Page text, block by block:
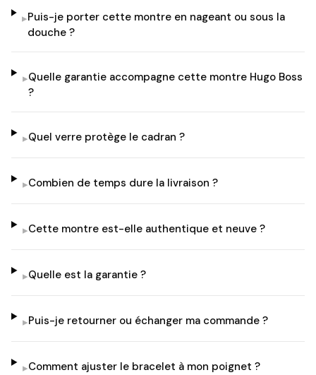
▸Puis-je porter cette montre en nageant ou sous la
douche ?
▸Quelle garantie accompagne cette montre Hugo Boss
?
▸Quel verre protège le cadran ?
▸Combien de temps dure la livraison ?
▸Cette montre est-elle authentique et neuve ?
▸Quelle est la garantie ?
▸Puis-je retourner ou échanger ma commande ?
▸Comment ajuster le bracelet à mon poignet ?